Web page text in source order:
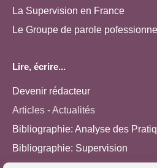
La Supervision en France
Le Groupe de parole pofessionnel
Lire, écrire...
Devenir rédacteur
Articles - Actualités
Bibliographie: Analyse des
Bibliographie: Supervision